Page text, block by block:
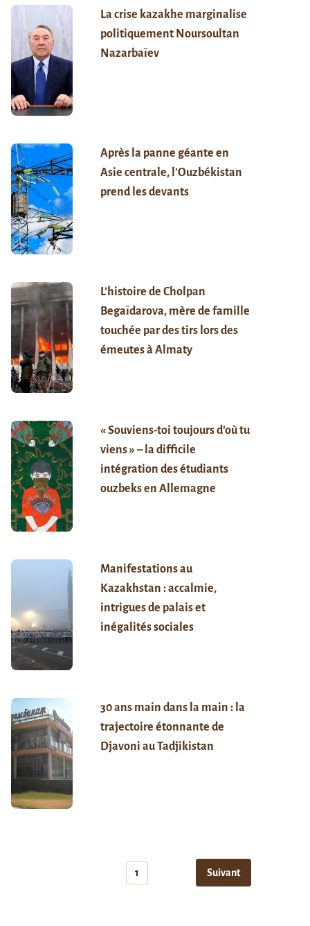
La crise kazakhe marginalise
politiquement Noursoultan
Nazarbaïev
Après la panne géante en
Asie centrale, l’Ouzbékistan
prend les devants
L’histoire de Cholpan
Begaïdarova, mère de famille
touchée par des tirs lors des
émeutes à Almaty
« Souviens-toi toujours d’où tu
viens » – la difficile
intégration des étudiants
ouzbeks en Allemagne
Manifestations au
Kazakhstan : accalmie,
intrigues de palais et
inégalités sociales
30 ans main dans la main : la
trajectoire étonnante de
Djavoni au Tadjikistan
1 Suivant